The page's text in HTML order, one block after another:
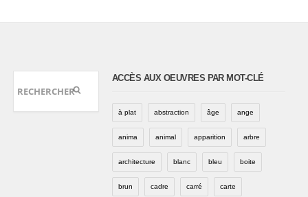
ACCÈS AUX OEUVRES PAR MOT-CLÉ
à plat abstraction âge ange
anima animal apparition arbre
architecture blanc bleu boite
brun cadre carré carte